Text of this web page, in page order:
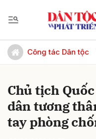
Công tác Dân tộc
Chủ tịch
dân tương
tay phòng
Gửi bình luận